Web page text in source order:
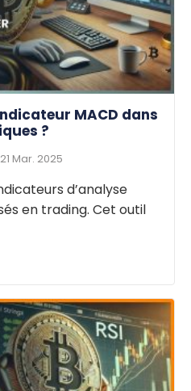
MACD dans
?
Mar. 2025
d’analyse
en trading. Cet outil